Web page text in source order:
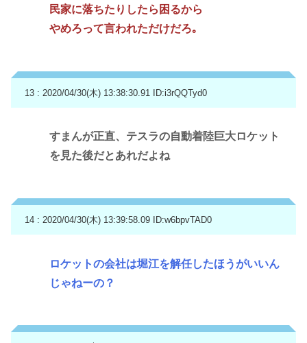
民家に落ちたりしたら困るから
やめろって言われただけだろ｡
13 : 2020/04/30(木) 13:38:30.91 ID:i3rQQTyd0
すまんが正直、テスラの自動着陸巨大ロケット
を見た後だとあれだよね
14 : 2020/04/30(木) 13:39:58.09 ID:w6bpvTAD0
ロケットの会社は堀江を解任したほうがいいん
じゃねーの？